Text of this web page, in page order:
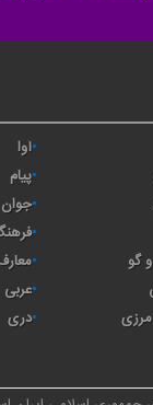
آوا
پیام
جوان
گو
عربی
دری